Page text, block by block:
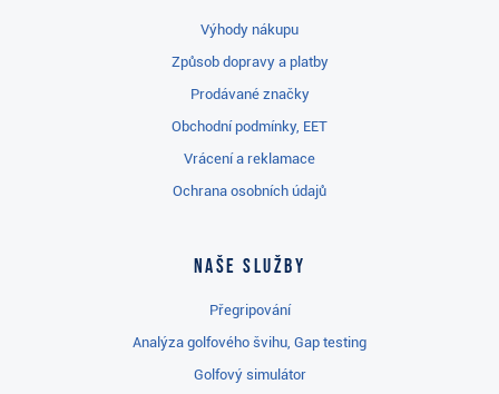
Výhody nákupu
Způsob dopravy a platby
Prodávané značky
Obchodní podmínky, EET
Vrácení a reklamace
Ochrana osobních údajů
Naše služby
Přegripování
Analýza golfového švihu, Gap testing
Golfový simulátor